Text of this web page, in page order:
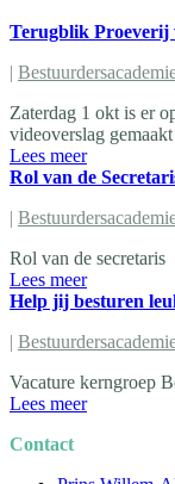
Terugblik
|
Zaterdag 1 okt is er
videoverslag
Lees meer
Rol van de
|
Rol van de secretaris
Lees meer
Help jij besturen
|
Vacature kerngroep
Lees meer
Contact